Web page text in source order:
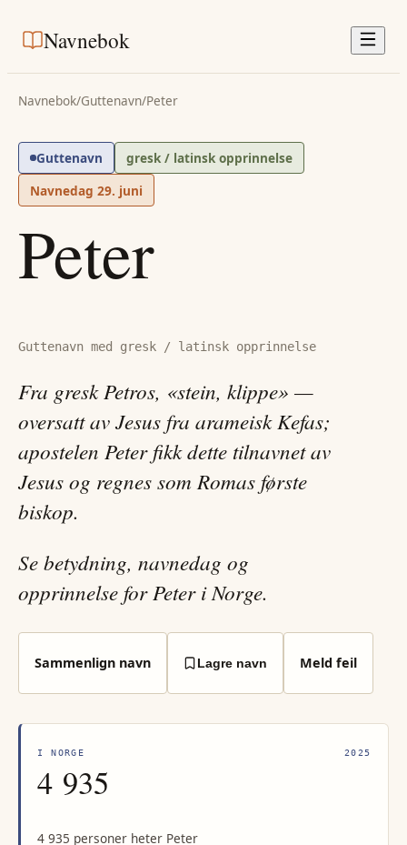
Navnebok
Navnebok/Guttenavn/Peter
Guttenavn
gresk / latinsk opprinnelse
Navnedag 29. juni
Peter
Guttenavn med gresk / latinsk opprinnelse
Fra gresk Petros, «stein, klippe» —
oversatt av Jesus fra arameisk Kefas;
apostelen Peter fikk dette tilnavnet av
Jesus og regnes som Romas første
biskop.
Se betydning, navnedag og
opprinnelse for Peter i Norge.
Sammenlign navn Lagre navn Meld feil
I NORGE 2025
4 935
4 935 personer heter Peter